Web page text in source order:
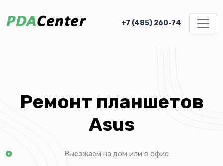
+7 (485) 260-74
Ремонт планшетов
Asus
Выезжаем на дом или в офис